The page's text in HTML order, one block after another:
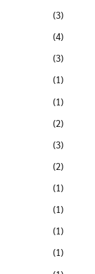
(3)
(4)
(3)
(1)
(1)
(2)
(3)
(2)
(1)
(1)
(1)
(1)